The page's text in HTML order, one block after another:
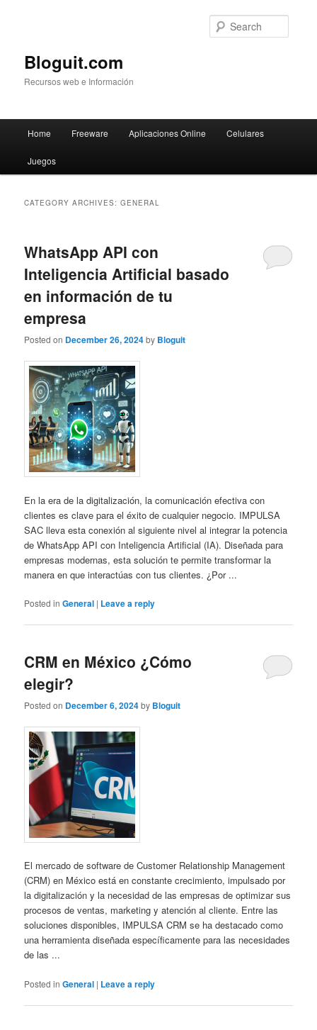
Bloguit.com
Recursos web e Información
Skip
to
Skip
to
Home Freeware Aplicaciones Online Celulares
Juegos
CATEGORY ARCHIVES:GENERAL
WhatsApp API con
Inteligencia Artificial basado
en información de tu
empresa
Posted on December 26, 2024by Bloguit
En la era de la digitalización, la comunicación efectiva con
clientes es clave para el éxito de cualquier negocio. IMPULSA
SAC lleva esta conexión al siguiente nivel al integrar la potencia
de WhatsApp API con Inteligencia Artificial (IA). Diseñada para
empresas modernas, esta solución te permite transformar la
manera en que interactúas con tus clientes. ¿Por ...
Posted in General | Leave a reply
CRM en México ¿Cómo
elegir?
Posted on December 6, 2024by Bloguit
El mercado de software de Customer Relationship Management
(CRM) en México está en constante crecimiento, impulsado por
la digitalización y la necesidad de las empresas de optimizar sus
procesos de ventas, marketing y atención al cliente. Entre las
soluciones disponibles, IMPULSA CRM se ha destacado como
una herramienta diseñada específicamente para las necesidades
de las ...
Posted in General | Leave a reply